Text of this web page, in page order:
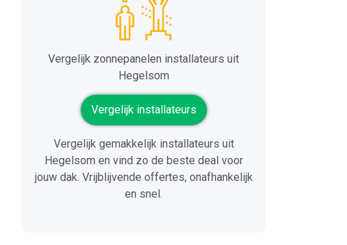
Vergelijk zonnepanelen installateurs uit
Hegelsom
Vergelijk installateurs
Vergelijk gemakkelijk installateurs uit
Hegelsom en vind zo de beste deal voor
jouw dak. Vrijblijvende offertes, onafhankelijk
en snel.